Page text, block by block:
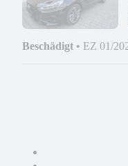
Beschädigt • EZ 01/